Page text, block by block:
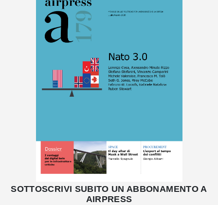
SOTTOSCRIVI SUBITO UN ABBONAMENTO A
AIRPRESS